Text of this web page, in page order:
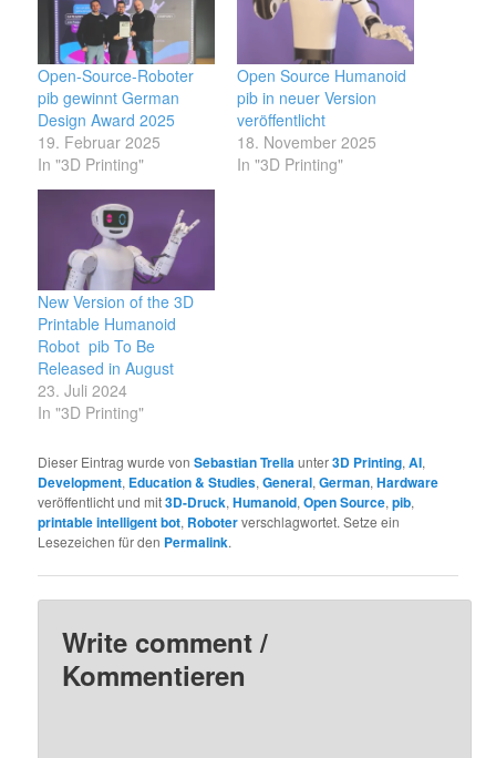
Open-Source-Roboter
pib gewinnt German
Design Award 2025
19. Februar 2025
In "3D Printing"
Open Source Humanoid
pib in neuer Version
veröffentlicht
18. November 2025
In "3D Printing"
New Version of the 3D
Printable Humanoid
Robot pib To Be
Released in August
23. Juli 2024
In "3D Printing"
Dieser Eintrag wurde vonSebastian Trellaunter3D Printing,AI,
Development, Education & Studies,General,German,Hardware
veröffentlicht und mit3D-Druck,Humanoid,Open Source,pib,
printable intelligent bot, Roboterverschlagwortet. Setze ein
Lesezeichen für den Permalink.
Write comment /
Kommentieren